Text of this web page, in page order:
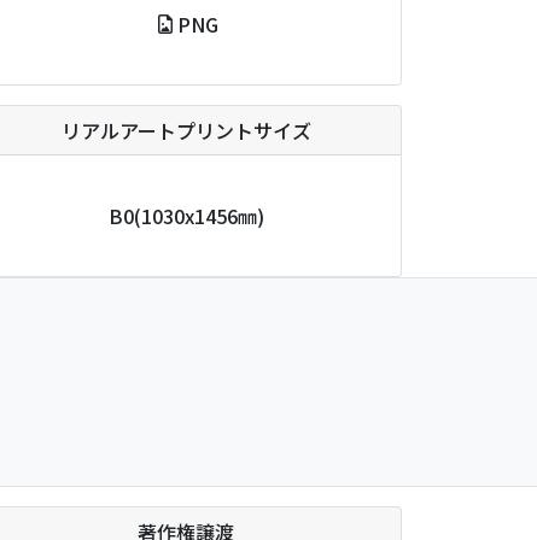
PNG
リアルアートプリントサイズ
B0(1030x1456㎜)
著作権譲渡